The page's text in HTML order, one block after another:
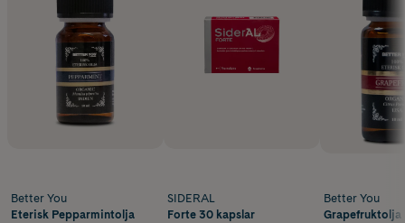
Better You
Eterisk Pepparmintolja
SIDERAL
Forte 30 kapslar
Better You
Grapefruktolja